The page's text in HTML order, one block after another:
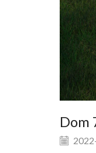
Dom